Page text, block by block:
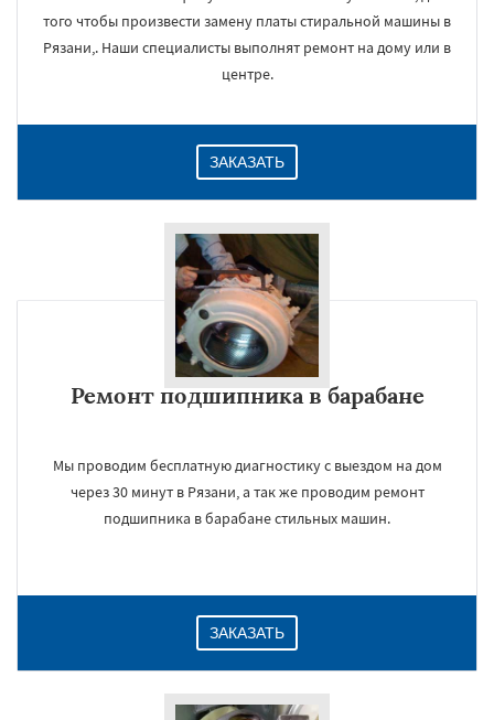
того чтобы произвести замену платы стиральной машины в
Рязани,. Наши специалисты выполнят ремонт на дому или в
центре.
ЗАКАЗАТЬ
Ремонт подшипника в барабане
Мы проводим бесплатную диагностику с выездом на дом
через 30 минут в Рязани, а так же проводим ремонт
подшипника в барабане стильных машин.
ЗАКАЗАТЬ